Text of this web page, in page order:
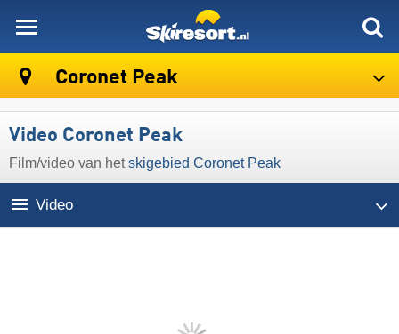
Coronet Peak
Video Coronet Peak
Film/video van hetskigebied Coronet Peak
Video